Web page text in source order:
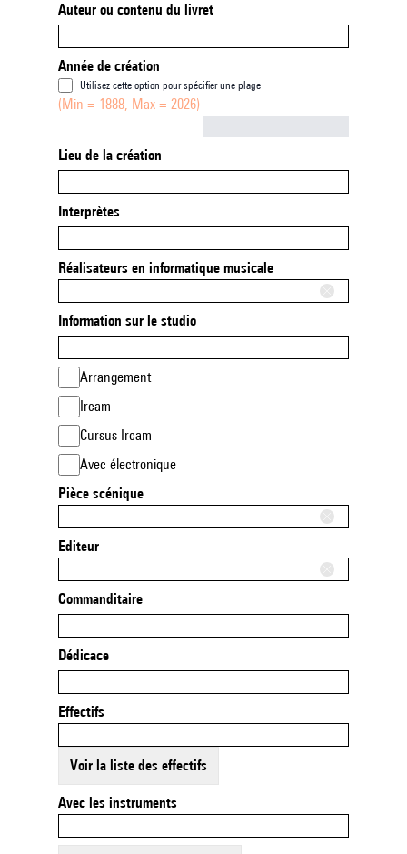
Auteur ou contenu du livret
Année de création
Utilisez cette option pour spécifier une plage
(Min = 1888, Max = 2026)
Lieu de la création
Interprètes
Réalisateurs en informatique musicale
Information sur le studio
Arrangement
Ircam
Cursus Ircam
Avec électronique
Pièce scénique
Editeur
Commanditaire
Dédicace
Effectifs
Voir la liste des effectifs
Avec les instruments